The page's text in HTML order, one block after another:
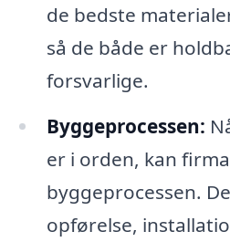
de bedste
så de både er
forsvarlige.
Byggeprocessen:
er i orden, kan
byggeprocessen.
opførelse,